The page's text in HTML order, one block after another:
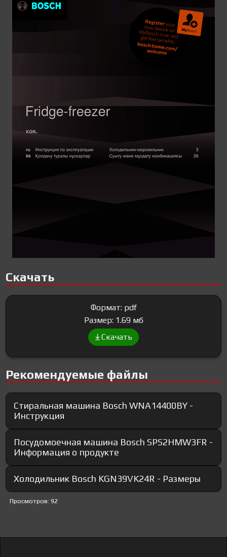
Скачать
Формат: pdf
Размер: 1.69 мб
Скачать
Рекомендуемые файлы
Стиральная машина Bosch WNA14400BY -
Инструкция
Посудомоечная машина Bosch SPS2HMW3FR -
Информация о продукте
Холодильник Bosch KGN39VK24R - Размеры
Просмотров: 92